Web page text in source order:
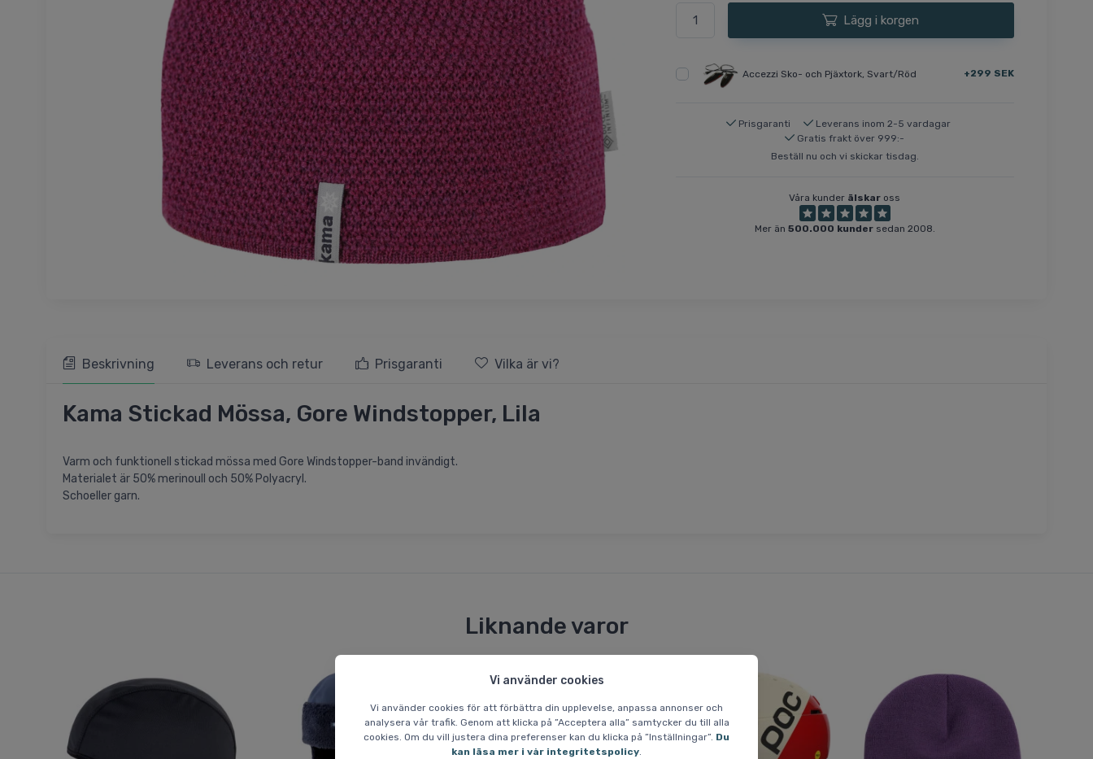
Vi använder cookies
Vi använder cookies för att förbättra din upplevelse, anpassa annonser och
analysera vår trafik. Genom att klicka på ”Acceptera alla” samtycker du till alla
cookies. Om du vill justera dina preferenser kan du klicka på ”Inställningar”. Du
kan läsa mer i vår integritetspolicy.
Lägg i korgen
Accezzi Sko- och Pjäxtork, Svart/Röd +299 SEK
Prisgaranti
Leverans inom 2-5 vardagar
Gratis frakt över 999:-
Beställ nu och vi skickar tisdag.
Våra kunder älskar oss
Mer än 500.000 kundersedan 2008.
Beskrivning Leverans och retur Prisgaranti Vilka är vi?
Kama Stickad Mössa, Gore Windstopper, Lila
Varm och funktionell stickad mössa med Gore Windstopper-band invändigt.
Materialet är 50% merinoull och 50% Polyacryl.
Schoeller garn.
Liknande varor
Spara 31 %